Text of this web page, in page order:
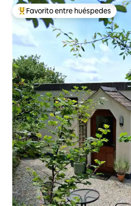
Favorito entre huéspedes preferido
Favorito entre huéspedes